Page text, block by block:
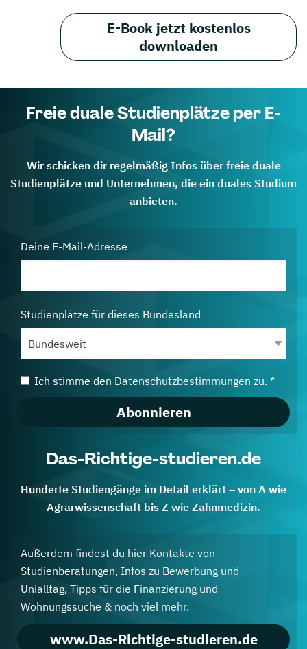
E-Book jetzt kostenlos
downloaden
Freie duale Studienplätze per E-
Mail?
Wir schicken dir regelmäßig Infos über freie duale
Studienplätze und Unternehmen, die ein duales Studium
anbieten.
Deine E-Mail-Adresse
Studienplätze für dieses Bundesland
Ich stimme den Datenschutzbestimmungen zu. *
Abonnieren
Das-Richtige-studieren.de
Hunderte Studiengänge im Detail erklärt – von A wie
Agrarwissenschaft bis Z wie Zahnmedizin.
Außerdem findest du hier Kontakte von
Studienberatungen, Infos zu Bewerbung und
Unialltag, Tipps für die Finanzierung und
Wohnungssuche & noch viel mehr.
www.Das-Richtige-studieren.de